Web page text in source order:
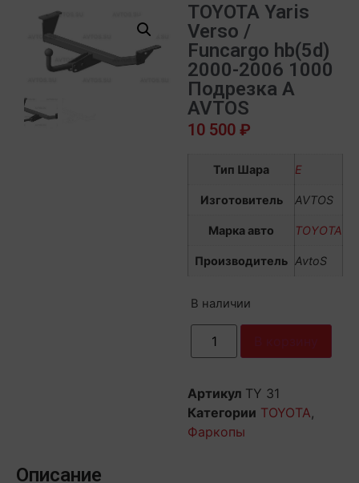
TOYOTA Yaris
Verso /
Funcargo hb(5d)
2000-2006 1000
Подрезка A
AVTOS
10 500 ₽
Тип Шара E
Изготовитель AVTOS
Марка авто TOYOTA
Производитель AvtoS
В наличии
Артикул TY 31
Категории TOYOTA,
Фаркопы
Описание